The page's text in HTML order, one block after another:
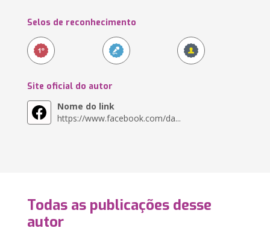
Selos de reconhecimento
Site oficial do autor
Nome do link
https://www.facebook.com/da...
Todas as publicações desse
autor